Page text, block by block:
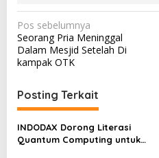
N
a
v
g
a
s
Pos sebelumnya
Seorang Pria Meninggal
Dalam Mesjid Setelah Di
kampak OTK
Posting Terkait
INDODAX Dorong Literasi
Quantum Computing untuk